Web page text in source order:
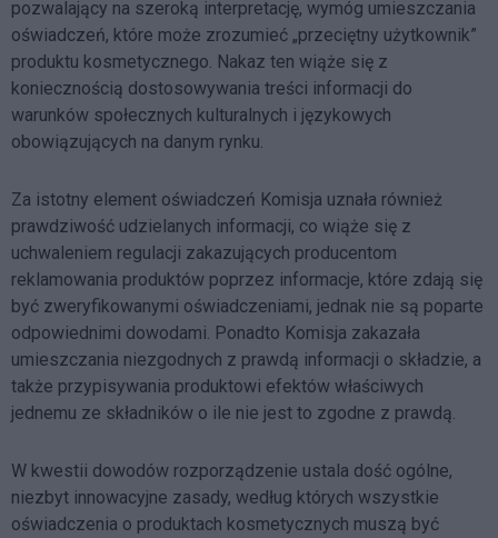
pozwalający na szeroką interpretację, wymóg umieszczania
oświadczeń, które może zrozumieć „przeciętny użytkownik”
produktu kosmetycznego. Nakaz ten wiąże się z
koniecznością dostosowywania treści informacji do
warunków społecznych kulturalnych i językowych
obowiązujących na danym rynku.
Za istotny element oświadczeń Komisja uznała również
prawdziwość udzielanych informacji, co wiąże się z
uchwaleniem regulacji zakazujących producentom
reklamowania produktów poprzez informacje, które zdają się
być zweryfikowanymi oświadczeniami, jednak nie są poparte
odpowiednimi dowodami. Ponadto Komisja zakazała
umieszczania niezgodnych z prawdą informacji o składzie, a
także przypisywania produktowi efektów właściwych
jednemu ze składników o ile nie jest to zgodne z prawdą.
W kwestii dowodów rozporządzenie ustala dość ogólne,
niezbyt innowacyjne zasady, według których wszystkie
oświadczenia o produktach kosmetycznych muszą być